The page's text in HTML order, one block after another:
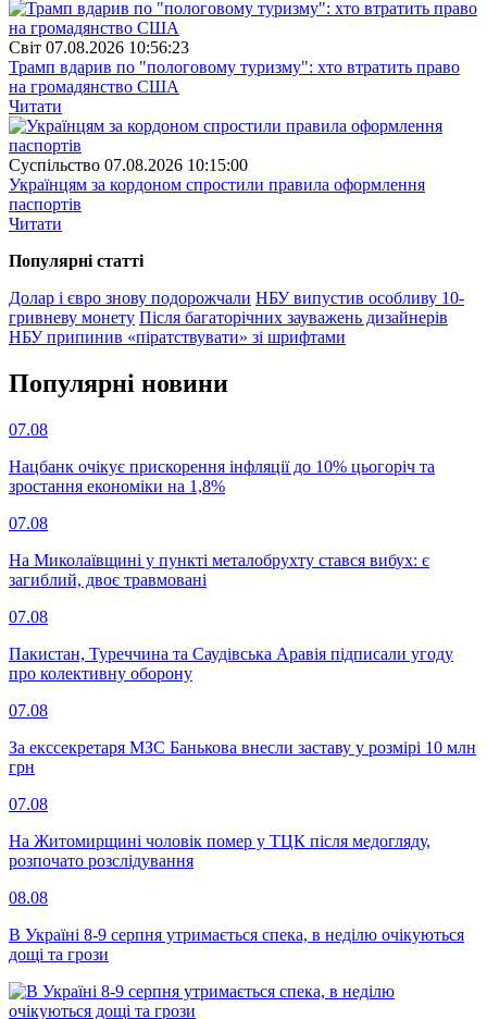
Свiт 07.08.2026 10:56:23
Трамп вдарив по "пологовому туризму": хто втратить право
на громадянство США
Читати
Суспiльство 07.08.2026 10:15:00
Українцям за кордоном спростили правила оформлення
паспортів
Читати
Популярнi статтi
Долар і євро знову подорожчали НБУ випустив особливу 10-
гривневу монету Після багаторічних зауважень дизайнерів
НБУ припинив «піратствувати» зі шрифтами
Популярнi новини
07.08
Нацбанк очікує прискорення інфляції до 10% цьогоріч та
зростання економіки на 1,8%
07.08
На Миколаївщині у пункті металобрухту стався вибух: є
загиблий, двоє травмовані
07.08
Пакистан, Туреччина та Саудівська Аравія підписали угоду
про колективну оборону
07.08
За екссекретаря МЗС Банькова внесли заставу у розмірі 10 млн
грн
07.08
На Житомирщині чоловік помер у ТЦК після медогляду,
розпочато розслідування
08.08
В Україні 8-9 серпня утримається спека, в неділю очікуються
дощі та грози